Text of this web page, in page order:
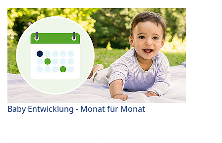
Baby Entwicklung - Monat für Monat